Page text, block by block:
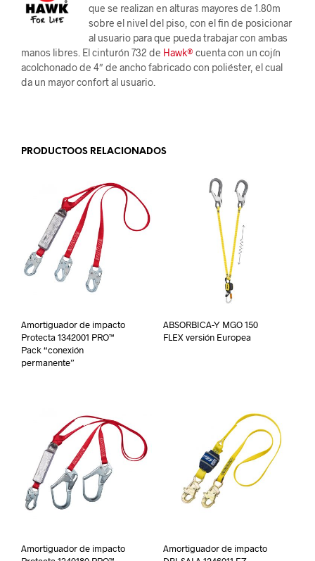
que se realizan en alturas mayores de 1.80m
sobre el nivel del piso, con el fin de posicionar
al usuario para que pueda trabajar con ambas
manos libres. El cinturón 732 de Hawk® cuenta con un cojín
acolchonado de 4″ de ancho fabricado con poliéster, el cual
da un mayor confort al usuario.
PRODUCTOOS RELACIONADOS
Amortiguador de impacto
Protecta 1342001 PRO™
Pack “conexión
permanente”
ABSORBICA-Y MGO 150
FLEX versión Europea
Amortiguador de impacto
Amortiguador de impacto